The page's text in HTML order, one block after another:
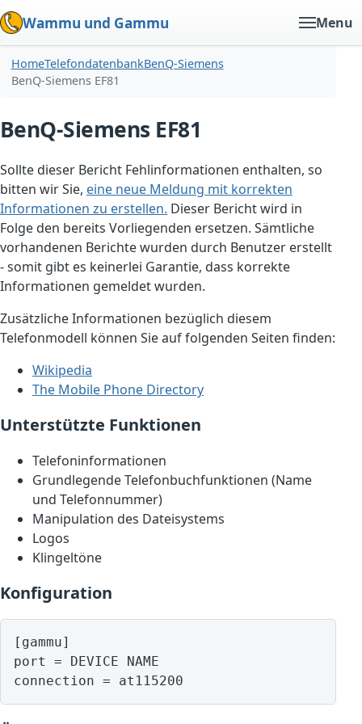
Wammu und Gammu Menu
HomeTelefondatenbankBenQ-Siemens
BenQ-Siemens EF81
BenQ-Siemens EF81
Sollte dieser Bericht Fehlinformationen enthalten, so
bitten wir Sie, eine neue Meldung mit korrekten
Informationen zu erstellen. Dieser Bericht wird in
Folge den bereits Vorliegenden ersetzen. Sämtliche
vorhandenen Berichte wurden durch Benutzer erstellt
- somit gibt es keinerlei Garantie, dass korrekte
Informationen gemeldet wurden.
Zusätzliche Informationen bezüglich diesem
Telefonmodell können Sie auf folgenden Seiten finden:
Wikipedia
The Mobile Phone Directory
Unterstützte Funktionen
Telefoninformationen
Grundlegende Telefonbuchfunktionen (Name
und Telefonnummer)
Manipulation des Dateisystems
Logos
Klingeltöne
Konfiguration
[gammu]
port = DEVICE NAME